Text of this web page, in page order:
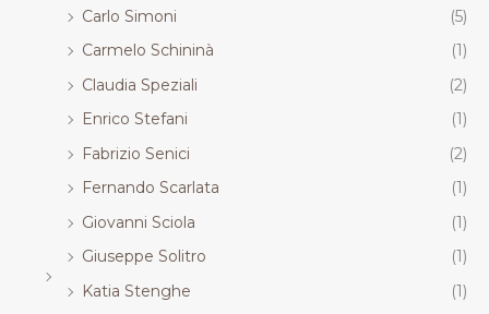
Carlo Simoni
(5)
Carmelo Schininà
(1)
Claudia Speziali
(2)
Enrico Stefani
(1)
Fabrizio Senici
(2)
Fernando Scarlata
(1)
Giovanni Sciola
(1)
Giuseppe Solitro
(1)
Katia Stenghe
(1)